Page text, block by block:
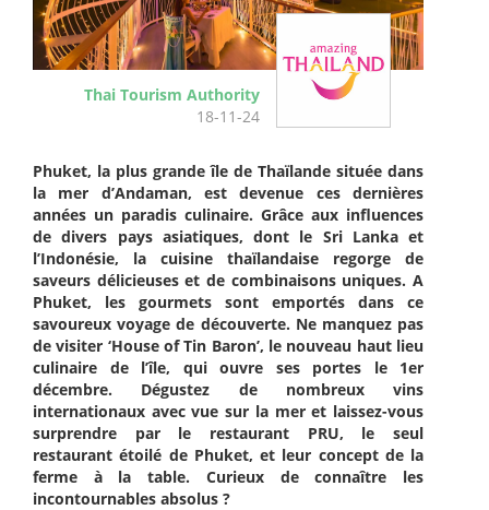
Thai Tourism Authority
18-11-24
Phuket, la plus grande île de Thaïlande située dans
la mer d’Andaman, est devenue ces dernières
années un paradis culinaire. Grâce aux influences
de divers pays asiatiques, dont le Sri Lanka et
l’Indonésie, la cuisine thaïlandaise regorge de
saveurs délicieuses et de combinaisons uniques. A
Phuket, les gourmets sont emportés dans ce
savoureux voyage de découverte. Ne manquez pas
de visiter ‘House of Tin Baron’, le nouveau haut lieu
culinaire de l’île, qui ouvre ses portes le 1er
décembre. Dégustez de nombreux vins
internationaux avec vue sur la mer et laissez-vous
surprendre par le restaurant PRU, le seul
restaurant étoilé de Phuket, et leur concept de la
ferme à la table. Curieux de connaître les
incontournables absolus ?